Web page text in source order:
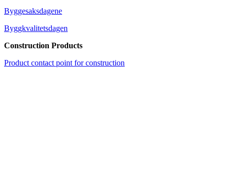
Byggesaksdagene
Byggkvalitetsdagen
Construction Products
Product contact point for construction